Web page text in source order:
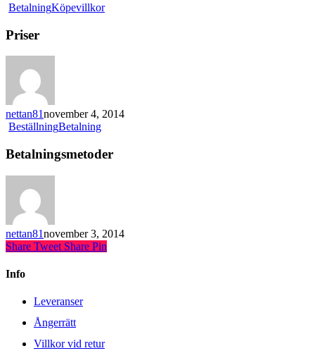
BetalningKöpevillkor
Priser
nettan81november 4, 2014
BeställningBetalning
Betalningsmetoder
nettan81november 3, 2014
Share Tweet Share Pin
Info
Leveranser
Ångerrätt
Villkor vid retur